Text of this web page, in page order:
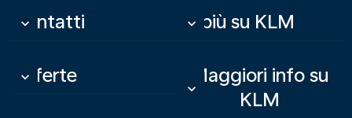
Contatti
keyboard_arrow_down Di più su KLM
keyboard_arrow_down
Offerte
keyboard_arrow_down
Maggiori info su
KLM
keyboard_arrow_down